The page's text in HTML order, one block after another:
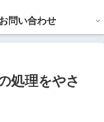
お問い合わせ
処理をやさ